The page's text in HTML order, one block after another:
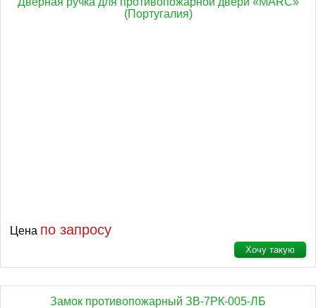
(Португалия)
Цена по запросу
Хочу такую
Замок противопожарный ЗВ-7РК-005-ЛБ